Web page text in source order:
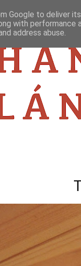
Google to deliver
with
address abuse.